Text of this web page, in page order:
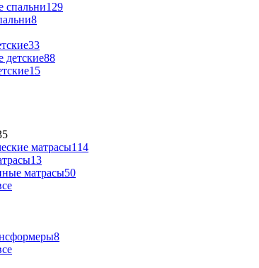
спальни129
8
33
детские88
15
матрасы114
13
матрасы50
8